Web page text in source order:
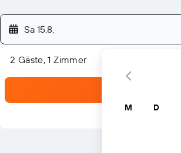
Sa 15.8.
2 Gäste, 1 Zimmer
M D